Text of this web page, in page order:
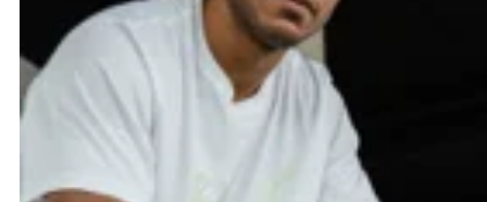
Thuasne
Under Armour
Withings
X-Bionic
X-Socks